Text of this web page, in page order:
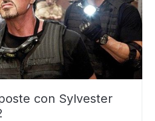
con Sylvester